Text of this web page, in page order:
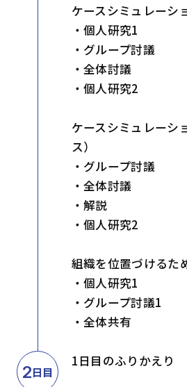
ケースシミュレーシ
・個人研究1
・グループ討議
・全体討議
・個人研究2
ケースシミュレーシ
ス）
・グループ討議
・全体討議
・解説
・個人研究2
組織を位置づけるた
・個人研究1
・グループ討議1
・全体共有
2日目
1日目のふりかえり